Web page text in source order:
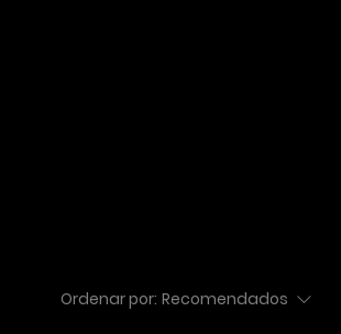
Ordenar por: Recomendados